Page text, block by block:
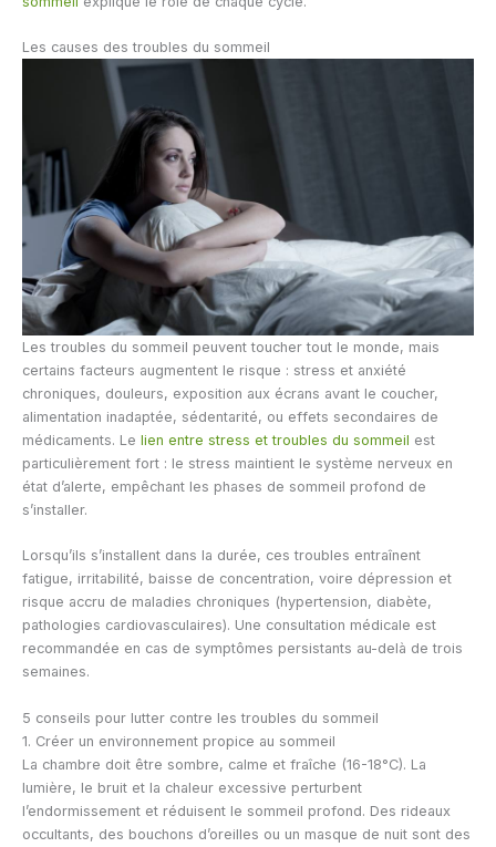
Les causes des troubles du sommeil
Les troubles du sommeil peuvent toucher tout le monde, mais
certains facteurs augmentent le risque : stress et anxiété
chroniques, douleurs, exposition aux écrans avant le coucher,
alimentation inadaptée, sédentarité, ou effets secondaires de
médicaments. Le lien entre stress et troubles du sommeil est
particulièrement fort : le stress maintient le système nerveux en
état d’alerte, empêchant les phases de sommeil profond de
s’installer.
Lorsqu’ils s’installent dans la durée, ces troubles entraînent
fatigue, irritabilité, baisse de concentration, voire dépression et
risque accru de maladies chroniques (hypertension, diabète,
pathologies cardiovasculaires). Une consultation médicale est
recommandée en cas de symptômes persistants au-delà de trois
semaines.
5 conseils pour lutter contre les troubles du sommeil
1. Créer un environnement propice au sommeil
La chambre doit être sombre, calme et fraîche (16-18°C). La
lumière, le bruit et la chaleur excessive perturbent
l’endormissement et réduisent le sommeil profond. Des rideaux
occultants, des bouchons d’oreilles ou un masque de nuit sont des